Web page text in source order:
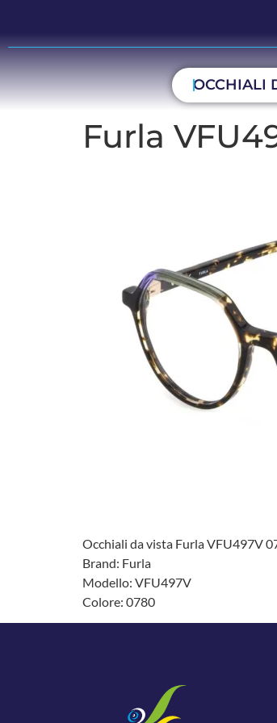
OCCHIALI
Furla
Occhiali da vista Furla VFU497V
Brand: Furla
Modello: VFU497V
Colore: 0780